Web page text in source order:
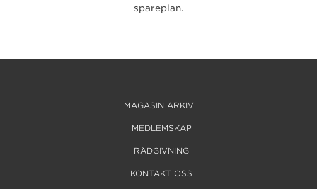
spareplan.
MAGASIN ARKIV
MEDLEMSKAP
RÅDGIVNING
KONTAKT OSS